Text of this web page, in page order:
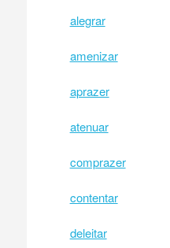
alegrar
amenizar
aprazer
atenuar
comprazer
contentar
deleitar